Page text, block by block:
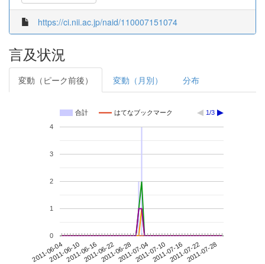
https://ci.nii.ac.jp/naid/110007151074
言及状況
変動（ピーク前後） 変動（月別） 分布
合計 はてなブックマーク 1/3
2011-06-042011-06-102011-06-162011-06-222011-06-282011-07-042011-07-102011-07-162011-07-222011-07-28
0
1
2
3
4